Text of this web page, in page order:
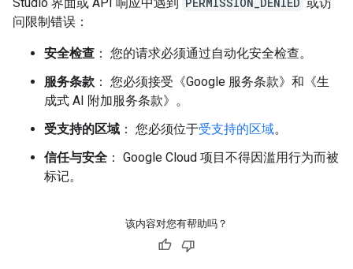
问限制错误：
安全检查 ： 您的请求必须通过自动化安全检查。
服务条款 ： 您必须接受《Google 服务条款》和《生
成式 AI 附加服务条款》。
受支持的区域 ： 您必须位于受支持的区域。
信任与安全 ： Google Cloud 项目不得因滥用行为而被
标记。
该内容对您有帮助吗？